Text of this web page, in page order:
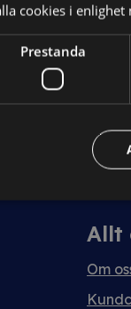
Allt
Om
cookies i enlighet
Prestanda